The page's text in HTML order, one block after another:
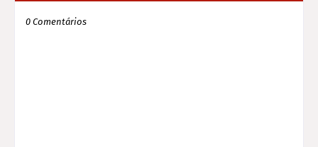
0 Comentários